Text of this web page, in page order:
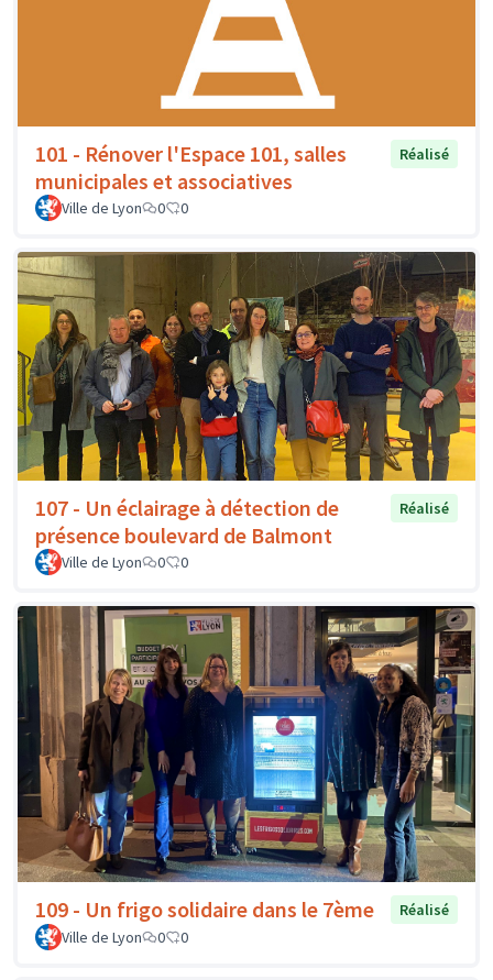
101 - Rénover l'Espace 101, salles
municipales et associatives
Réalisé
Ville de Lyon 0 0
107 - Un éclairage à détection de
présence boulevard de Balmont
Réalisé
Ville de Lyon 0 0
109 - Un frigo solidaire dans le 7ème
Réalisé
Ville de Lyon
0 0